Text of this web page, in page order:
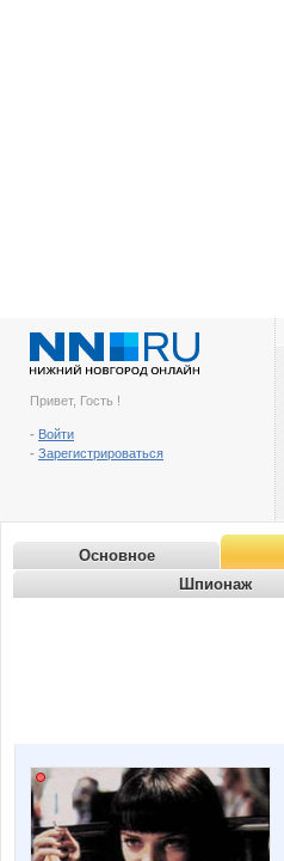
Привет, Гость !
- Войти
- Зарегистрироваться
Основное
Шпионаж